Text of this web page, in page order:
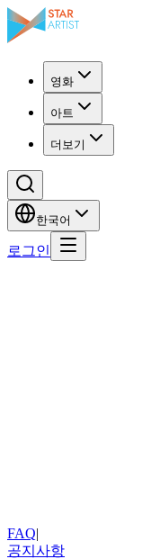
영화
아트
더보기
한국어
로그인
FAQ|
공지사항